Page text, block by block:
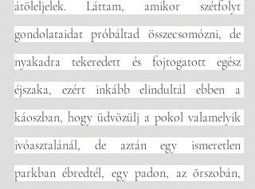
átöleljelek. Láttam, amikor szétfolyt
gondolataidat próbáltad összecsomózni, de
nyakadra tekeredett és fojtogatott egész
éjszaka, ezért inkább elindultál ebben a
káoszban, hogy üdvözülj a pokol valamelyik
ivóasztalánál, de aztán egy ismeretlen
parkban ébredtél, egy padon, az őrszobán,